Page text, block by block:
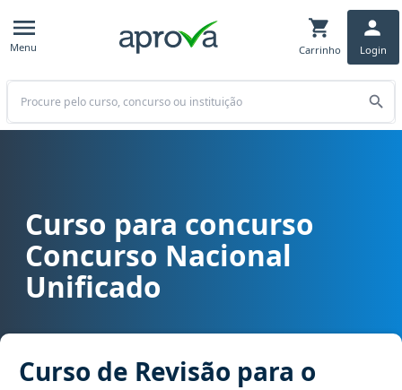
Menu Carrinho Login
Buscar
Curso para concurso CNU - Concurso Nacional Unificado cargo
Curso para concurso
Concurso Nacional
Unificado
Curso de Revisão para o